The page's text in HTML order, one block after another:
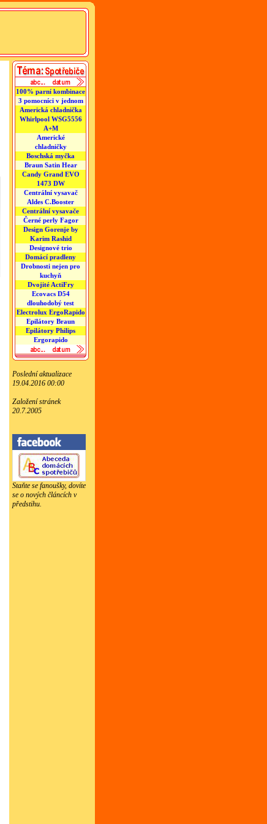
100% parní kombinace
3 pomocníci v jednom
Americká chladnička
Whirlpool WSG5556
A+M
Americké
chladničky
Boschská myčka
Braun Satin Hear
Candy Grand EVO
1473 DW
Centrální vysavač
Aldes C.Booster
Centrální vysavače
Černé perly Fagor
Design Gorenje by
Karim Rashid
Designové trio
Domácí pradleny
Drobnosti nejen pro
kuchyň
Dvojité ActiFry
Ecovacs D54
dlouhodobý test
Electrolux ErgoRapido
Epilátory Braun
Epilátory Philips
Ergorapido
Poslední aktualizace
19.04.2016 00:00
Založení stránek
20.7.2005
Staňte se fanoušky, dovíte
se o nových článcích v
předstihu.